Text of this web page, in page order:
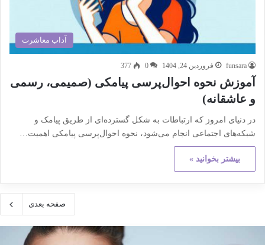
آداب معاشرت
funsara فروردین 24, 1404 0
377
آموزش نحوه احوال‌پرسی پیامکی (صمیمی، رسمی
و عاشقانه)
در دنیای امروز که ارتباطات به شکل گسترده‌ای از طریق پیامک و
شبکه‌های اجتماعی انجام می‌شود، نحوه احوال‌پرسی پیامکی اهمیت…
بیشتر بخوانید »
صفحه بعدی